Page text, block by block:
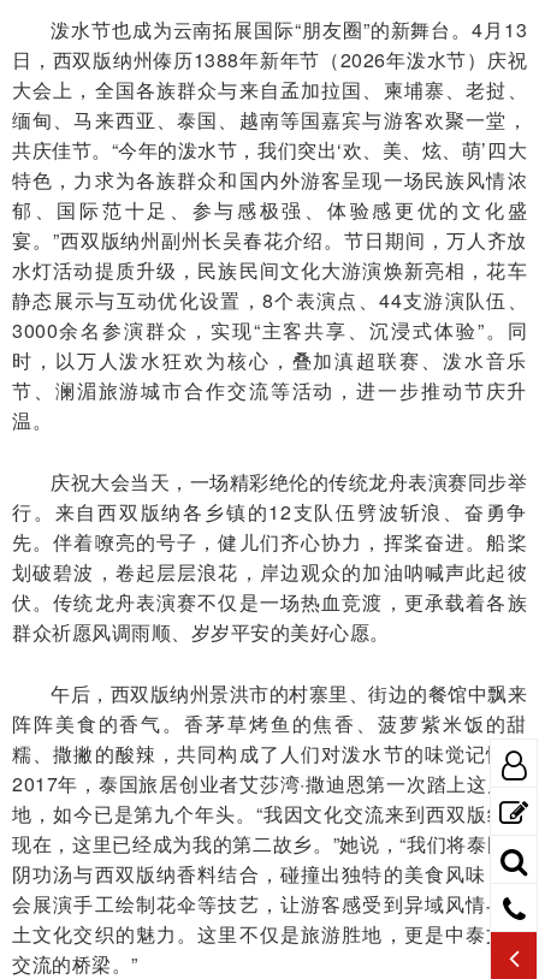
泼水节也成为云南拓展国际“朋友圈”的新舞台。4月13
日，西双版纳州傣历1388年新年节（2026年泼水节）庆祝
大会上，全国各族群众与来自孟加拉国、柬埔寨、老挝、
缅甸、马来西亚、泰国、越南等国嘉宾与游客欢聚一堂，
共庆佳节。“今年的泼水节，我们突出‘欢、美、炫、萌’四大
特色，力求为各族群众和国内外游客呈现一场民族风情浓
郁、国际范十足、参与感极强、体验感更优的文化盛
宴。”西双版纳州副州长吴春花介绍。节日期间，万人齐放
水灯活动提质升级，民族民间文化大游演焕新亮相，花车
静态展示与互动优化设置，8个表演点、44支游演队伍、
3000余名参演群众，实现“主客共享、沉浸式体验”。同
时，以万人泼水狂欢为核心，叠加滇超联赛、泼水音乐
节、澜湄旅游城市合作交流等活动，进一步推动节庆升
温。
庆祝大会当天，一场精彩绝伦的传统龙舟表演赛同步举
行。来自西双版纳各乡镇的12支队伍劈波斩浪、奋勇争
先。伴着嘹亮的号子，健儿们齐心协力，挥桨奋进。船桨
划破碧波，卷起层层浪花，岸边观众的加油呐喊声此起彼
伏。传统龙舟表演赛不仅是一场热血竞渡，更承载着各族
群众祈愿风调雨顺、岁岁平安的美好心愿。
午后，西双版纳州景洪市的村寨里、街边的餐馆中飘来
阵阵美食的香气。香茅草烤鱼的焦香、菠萝紫米饭的甜
糯、撒撇的酸辣，共同构成了人们对泼水节的味觉记忆。
2017年，泰国旅居创业者艾莎湾·撒迪恩第一次踏上这片土
地，如今已是第九个年头。“我因文化交流来到西双版纳。
现在，这里已经成为我的第二故乡。”她说，“我们将泰国冬
阴功汤与西双版纳香料结合，碰撞出独特的美食风味，还
会展演手工绘制花伞等技艺，让游客感受到异域风情与本
土文化交织的魅力。这里不仅是旅游胜地，更是中泰文化
交流的桥梁。”